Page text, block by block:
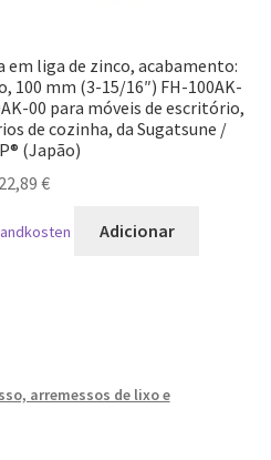
em liga de zinco, acabamento:
100 mm (3-15/16″) FH-100AK-
00 para móveis de escritório,
de cozinha, da Sugatsune /
(Japão)
22,89 €
Adicionar
arremessos de lixo e